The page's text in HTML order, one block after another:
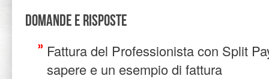
Domande e risposte
Fattura del Professionista con Split
sapere e un esempio di fattura